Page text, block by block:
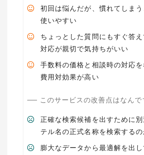
初回は悩んだが、慣れてしま
使いやすい
ちょっとした質問にもすぐ答え
対応が親切で気持ちがいい
手数料の価格と相談時の対応を
費用対効果が高い
このサービスの改善点はなんで
正確な検索候補を出すために
テル名の正式名称を検索するの
膨大なデータから最適解を出